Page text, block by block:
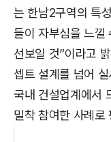
는 한남2구역의 특
들이 자부심을 느낄
선보일 것”이라고
셉트 설계를 넘어
국내 건설업계에서
밀착 참여한 사례로